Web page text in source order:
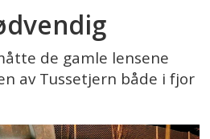
de gamle lensene
av Tussetjern både i fjor